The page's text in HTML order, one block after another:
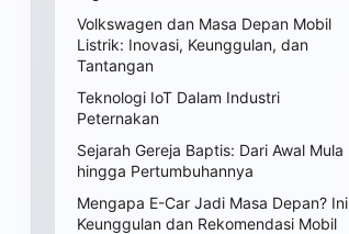
Volkswagen dan Masa Depan Mobil
Listrik: Inovasi, Keunggulan, dan
Tantangan
Teknologi IoT Dalam Industri
Peternakan
Sejarah Gereja Baptis: Dari Awal Mula
hingga Pertumbuhannya
Mengapa E-Car Jadi Masa Depan? Ini
Keunggulan dan Rekomendasi Mobil